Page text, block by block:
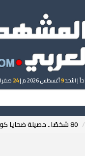
| الأحد9أغسطس 2026 م | 24 صفر 1448 هـ
80 شخصًا.. حصيلة ضحايا كورونا بالصين